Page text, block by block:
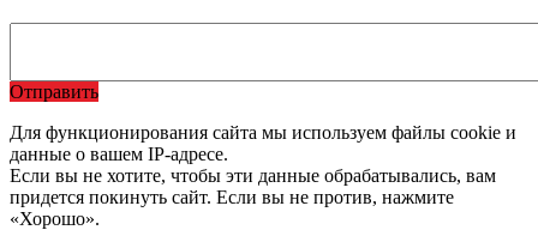
Отправить
Для функционирования сайта мы используем файлы cookie и
данные о вашем IP-адресе.
Если вы не хотите, чтобы эти данные обрабатывались, вам
придется покинуть сайт. Если вы не против, нажмите
«Хорошо».